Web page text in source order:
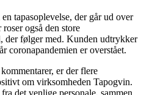
tapasoplevelse, der går ud over
også den store
der følger med. Kunden udtrykker
coronapandemien er overstået.
er der flere
om virksomheden Tapogvin.
det venlige personale, sammen